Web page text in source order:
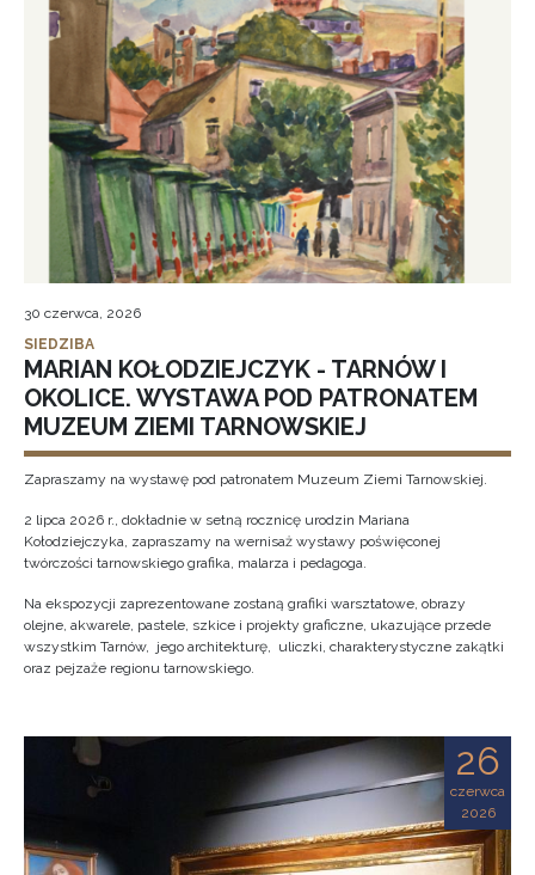
30 czerwca, 2026
SIEDZIBA
MARIAN KOŁODZIEJCZYK - TARNÓW I
OKOLICE. WYSTAWA POD PATRONATEM
MUZEUM ZIEMI TARNOWSKIEJ
Zapraszamy na wystawę pod patronatem Muzeum Ziemi Tarnowskiej.
2 lipca 2026 r., dokładnie w setną rocznicę urodzin Mariana
Kołodziejczyka, zapraszamy na wernisaż wystawy poświęconej
twórczości tarnowskiego grafika, malarza i pedagoga.
Na ekspozycji zaprezentowane zostaną grafiki warsztatowe, obrazy
olejne, akwarele, pastele, szkice i projekty graficzne, ukazujące przede
wszystkim Tarnów, jego architekturę, uliczki, charakterystyczne zakątki
oraz pejzaże regionu tarnowskiego.
26
czerwca
2026